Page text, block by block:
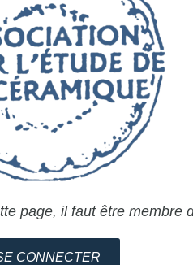
page, il faut être membre
CONNECTER